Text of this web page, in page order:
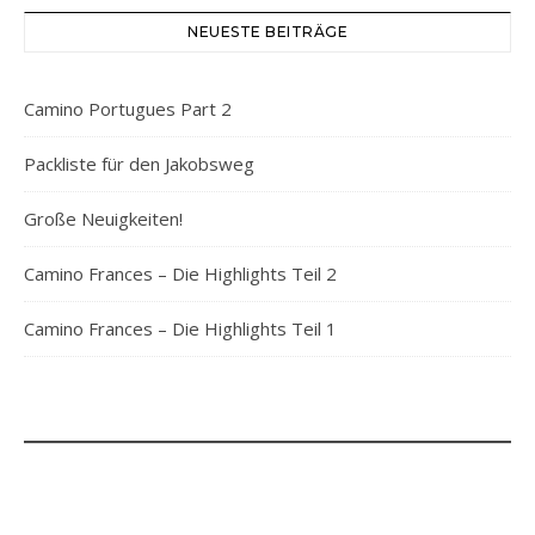
NEUESTE BEITRÄGE
Camino Portugues Part 2
Packliste für den Jakobsweg
Große Neuigkeiten!
Camino Frances – Die Highlights Teil 2
Camino Frances – Die Highlights Teil 1